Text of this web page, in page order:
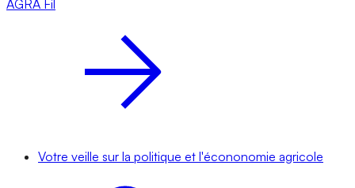
AGRA Fil
Votre veille sur la politique et l'écononomie agricole